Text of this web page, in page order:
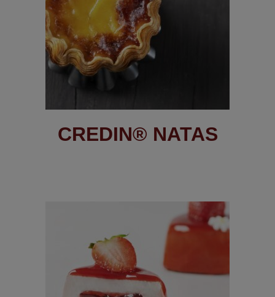
CREDIN® NATAS